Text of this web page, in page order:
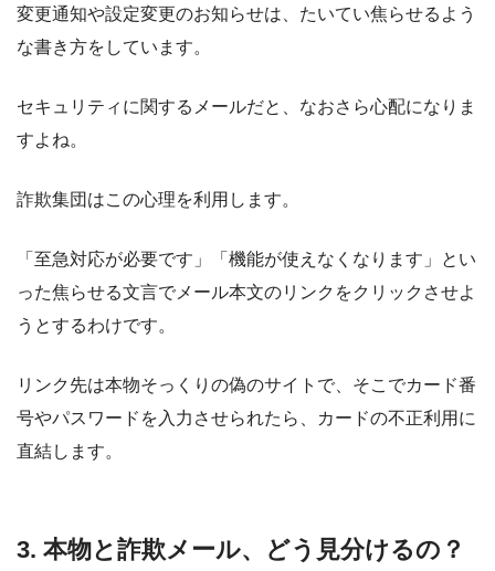
変更通知や設定変更のお知らせは、たいてい焦らせるよう
な書き方をしています。
セキュリティに関するメールだと、なおさら心配になりま
すよね。
詐欺集団はこの心理を利用します。
「至急対応が必要です」「機能が使えなくなります」とい
った焦らせる文言でメール本文のリンクをクリックさせよ
うとするわけです。
リンク先は本物そっくりの偽のサイトで、そこでカード番
号やパスワードを入力させられたら、カードの不正利用に
直結します。
3. 本物と詐欺メール、どう見分けるの？